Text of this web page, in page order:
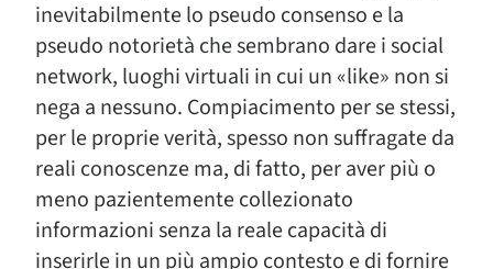
inevitabilmente lo pseudo consenso e la
pseudo notorietà che sembrano dare i social
network, luoghi virtuali in cui un «like» non si
nega a nessuno. Compiacimento per se stessi,
per le proprie verità, spesso non suffragate da
reali conoscenze ma, di fatto, per aver più o
meno pazientemente collezionato
informazioni senza la reale capacità di
inserirle in un più ampio contesto e di fornire